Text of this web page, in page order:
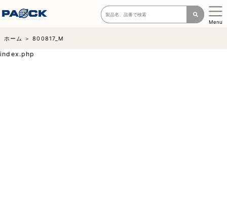
Menu
ホーム 800817_M
index.php